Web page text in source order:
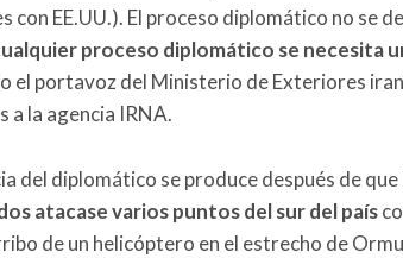
con EE.UU.). El proceso diplomático no se
proceso diplomático se necesita
el portavoz del Ministerio de Exteriores
a la agencia IRNA.
del diplomático se produce después de
atacase varios puntos del sur del país
de un helicóptero en el estrecho de